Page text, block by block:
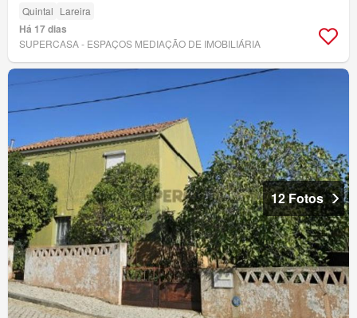
Quintal Lareira
Há 17 dias
SUPERCASA - ESPAÇOS MEDIAÇÃO DE IMOBILIÁRIA
12 Fotos